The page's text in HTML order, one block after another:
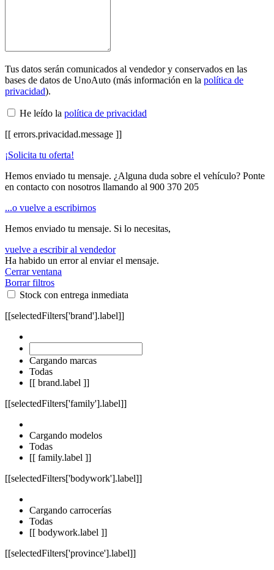
Tus datos serán comunicados al vendedor y conservados en las
bases de datos de UnoAuto (más información en la política de
privacidad).
He leído la política de privacidad
[[ errors.privacidad.message ]]
¡Solicita tu oferta!
Hemos enviado tu mensaje. ¿Alguna duda sobre el vehículo? Ponte
en contacto con nosotros llamando al 900 370 205
...o vuelve a escribirnos
Hemos enviado tu mensaje. Si lo necesitas,
vuelve a escribir al vendedor
Ha habido un error al enviar el mensaje.
Cerrar ventana
Borrar filtros
Stock con entrega inmediata
[[selectedFilters['brand'].label]]
Cargando marcas
Todas
[[ brand.label ]]
[[selectedFilters['family'].label]]
Cargando modelos
Todas
[[ family.label ]]
[[selectedFilters['bodywork'].label]]
Cargando carrocerías
Todas
[[ bodywork.label ]]
[[selectedFilters['province'].label]]